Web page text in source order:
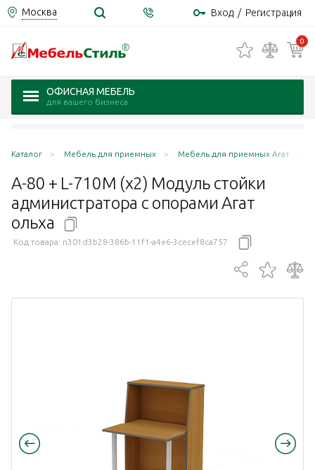
Москва Вход / Регистрация
0
ОФИСНАЯ МЕБЕЛЬ
для вашего бизнеса
Каталог Мебель для приемных Мебель для приемных Агат
А-80 + L-710М (х2) Модуль стойки
администратора c опорами Агат
ольха
Код товара: n301d3b28-386b-11f1-a4e6-3cecef8ca757